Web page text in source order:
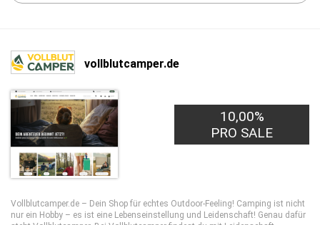
vollblutcamper.de
10,00%
PRO SALE
Vollblutcamper.de – Dein Shop für echtes Outdoor-Feeling! Camping ist nicht
nur ein Hobby – es ist eine Lebenseinstellung und Leidenschaft! Genau dafür